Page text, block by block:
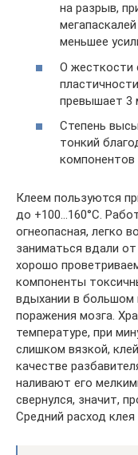
на разрыв,
меньшее
О жесткости
превышает 3
Степень
тонкий
компонентов
Клеем пользуются
до +100…160°С.
огнеопасная, легко
заниматься вдали
хорошо
компоненты
вдыхании в большом
поражения мозга.
температуре, при
слишком вязкой,
качестве
наливают его
свернулся, значит,
Средний расход